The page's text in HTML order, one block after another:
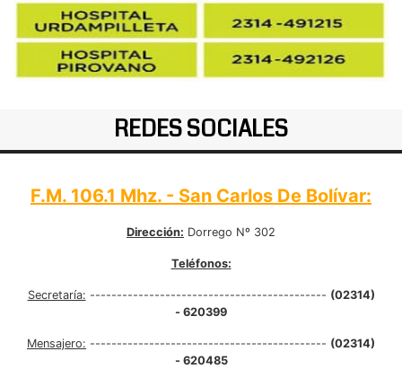
REDES SOCIALES
F.M. 106.1 Mhz. - San Carlos De Bolívar:
Dirección: Dorrego Nº 302
Teléfonos:
Secretaría: -------------------------------------------- (02314)
- 620399
Mensajero: -------------------------------------------- (02314)
- 620485